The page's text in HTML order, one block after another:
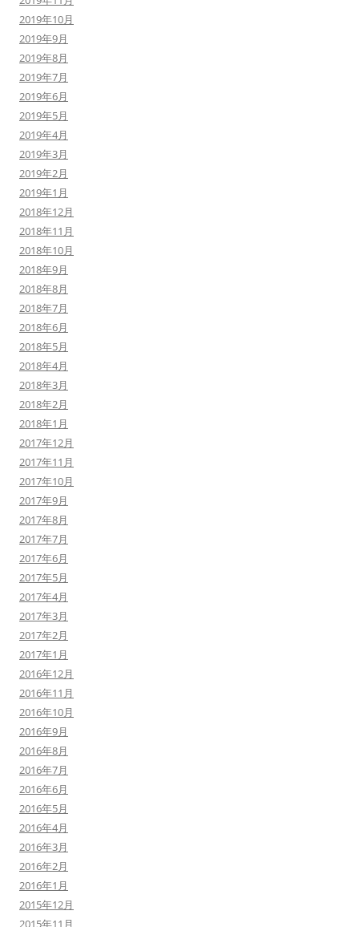
2019年10月
2019年9月
2019年8月
2019年7月
2019年6月
2019年5月
2019年4月
2019年3月
2019年2月
2019年1月
2018年12月
2018年11月
2018年10月
2018年9月
2018年8月
2018年7月
2018年6月
2018年5月
2018年4月
2018年3月
2018年2月
2018年1月
2017年12月
2017年11月
2017年10月
2017年9月
2017年8月
2017年7月
2017年6月
2017年5月
2017年4月
2017年3月
2017年2月
2017年1月
2016年12月
2016年11月
2016年10月
2016年9月
2016年8月
2016年7月
2016年6月
2016年5月
2016年4月
2016年3月
2016年2月
2016年1月
2015年12月
2015年11月